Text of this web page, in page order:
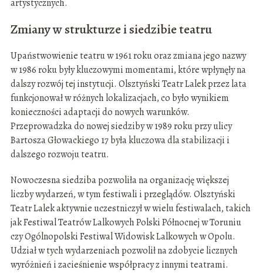
artystycznych.
Zmiany w strukturze i siedzibie teatru
Upaństwowienie teatru w 1961 roku oraz zmiana jego nazwy
w 1986 roku były kluczowymi momentami, które wpłynęły na
dalszy rozwój tej instytucji. Olsztyński Teatr Lalek przez lata
funkcjonował w różnych lokalizacjach, co było wynikiem
konieczności adaptacji do nowych warunków.
Przeprowadzka do nowej siedziby w 1989 roku przy ulicy
Bartosza Głowackiego 17 była kluczowa dla stabilizacji i
dalszego rozwoju teatru.
Nowoczesna siedziba pozwoliła na organizację większej
liczby wydarzeń, w tym festiwali i przeglądów. Olsztyński
Teatr Lalek aktywnie uczestniczył w wielu festiwalach, takich
jak Festiwal Teatrów Lalkowych Polski Północnej w Toruniu
czy Ogólnopolski Festiwal Widowisk Lalkowych w Opolu.
Udział w tych wydarzeniach pozwolił na zdobycie licznych
wyróżnień i zacieśnienie współpracy z innymi teatrami.